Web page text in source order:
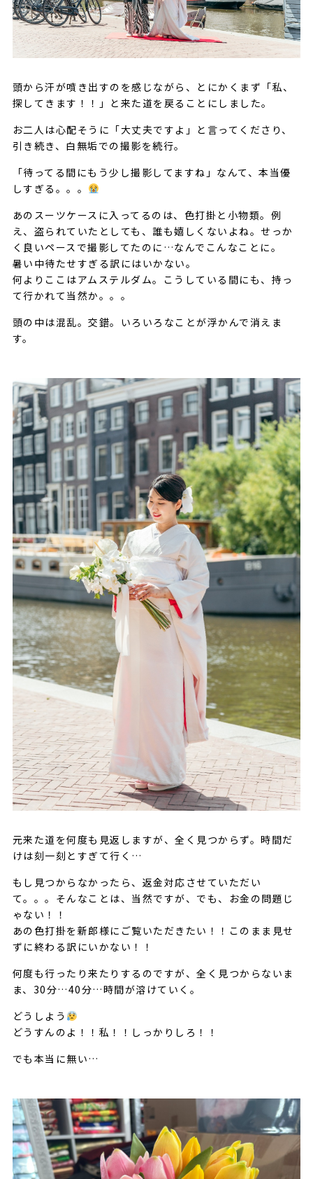
頭から汗が噴き出すのを感じながら、とにかくまず「私、
探してきます！！」と来た道を戻ることにしました。
お二人は心配そうに「大丈夫ですよ」と言ってくださり、
引き続き、白無垢での撮影を続行。
「待ってる間にもう少し撮影してますね」なんて、本当優
しすぎる。。。
あのスーツケースに入ってるのは、色打掛と小物類。例
え、盗られていたとしても、誰も嬉しくないよね。せっか
く良いペースで撮影してたのに…なんでこんなことに。
暑い中待たせすぎる訳にはいかない。
何よりここはアムステルダム。こうしている間にも、持っ
て行かれて当然か。。。
頭の中は混乱。交錯。いろいろなことが浮かんで消えま
す。
元来た道を何度も見返しますが、全く見つからず。時間だ
けは刻一刻とすぎて行く…
もし見つからなかったら、返金対応させていただい
て。。。そんなことは、当然ですが、でも、お金の問題じ
ゃない！！
あの色打掛を新郎様にご覧いただきたい！！このまま見せ
ずに終わる訳にいかない！！
何度も行ったり来たりするのですが、全く見つからないま
ま、30分…40分…時間が溶けていく。
どうしよう
どうすんのよ！！私！！しっかりしろ！！
でも本当に無い…